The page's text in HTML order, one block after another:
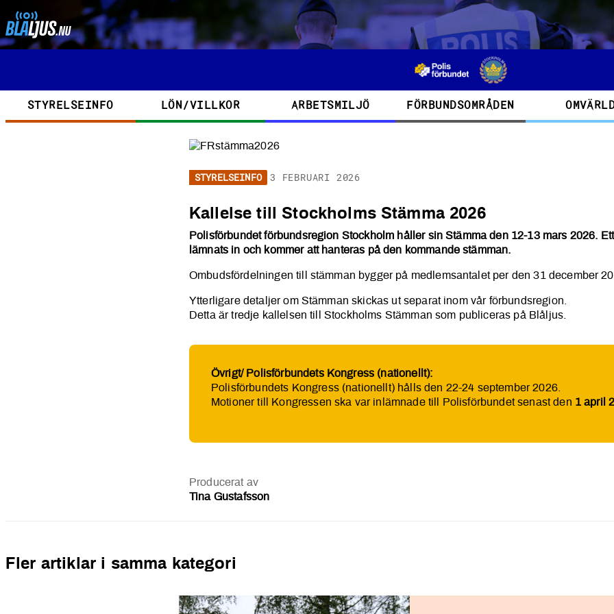
Hoppa till huvudinnehåll
Kategorier
STYRELSEINFO LÖN/VILLKOR ARBETSMILJÖ FÖRBUNDSOMRÅDEN
STYRELSEINFO 3 FEBRUARI 2026
Kallelse till Stockholms Stämma 2026
Kallelse till Stockholms Stämma 2026
Polisförbundet förbundsregion Stockholm håller sin Stämma den 12-13 mars 2026.
lämnats in och kommer att hanteras på den kommande stämman.
Ombudsfördelningen till stämman bygger på medlemsantalet per den 31 december
Ytterligare detaljer om Stämman skickas ut separat inom vår förbundsregion.
Detta är tredje kallelsen till Stockholms Stämman som publiceras på Blåljus.
Övrigt/ Polisförbundets Kongress (nationellt):
Polisförbundets Kongress (nationellt) hålls den 22-24 september 2026.
Motioner till Kongressen ska var inlämnade till Polisförbundet senast den 1 april
Producerat av
Tina Gustafsson
Fler artiklar i samma kategori